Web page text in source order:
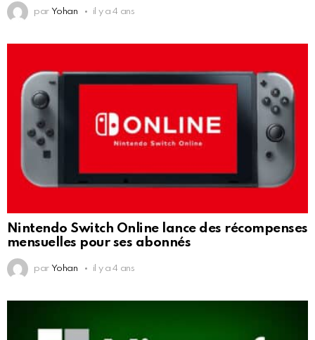
par Yohan il y a 4 ans
Nintendo Switch Online lance des récompenses
mensuelles pour ses abonnés
par Yohan il y a 4 ans